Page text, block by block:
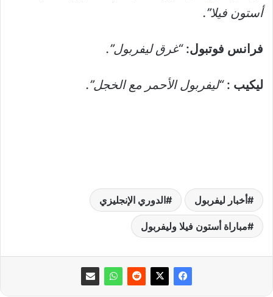
أستون فيلا”.
فرانس فوتبول: “غرق ليفربول”.
ليكيب :“ليفربول الأحمر مع الخجل”.
أخبار ليفربول الدوري الإنجليزي
مباراة أستون فيلا وليفربول